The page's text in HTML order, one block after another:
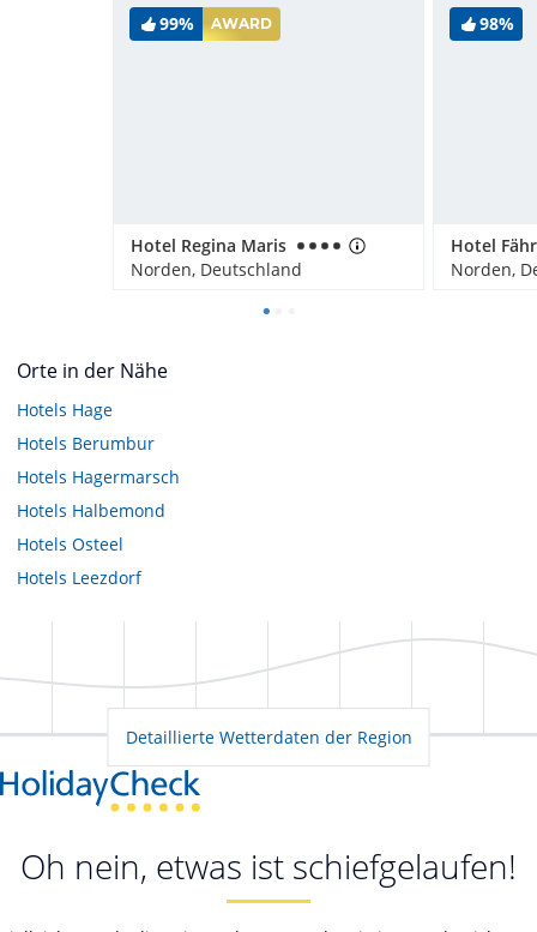
99% AWARD
Hotel Regina Maris
Norden, Deutschland
98%
Hotel
Norden,
Orte in der Nähe
Hotels Hage
Hotels Berumbur
Hotels Hagermarsch
Hotels Halbemond
Hotels Osteel
Hotels Leezdorf
Detaillierte Wetterdaten der Region
Oh nein, etwas ist schiefgelaufen!